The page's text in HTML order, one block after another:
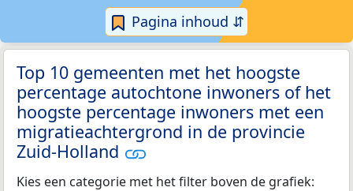
Pagina inhoud ⇵
Top 10 gemeenten met het hoogste
percentage autochtone inwoners of het
hoogste percentage inwoners met een
migratieachtergrond in de provincie
Zuid-Holland
Kies een categorie met het filter boven de grafiek: